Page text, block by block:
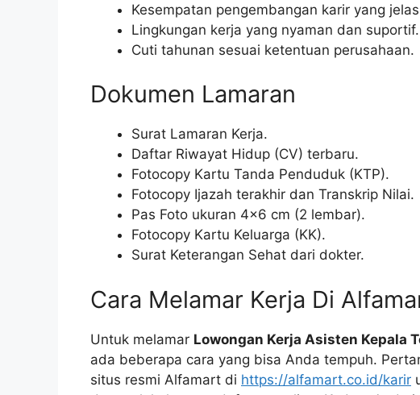
Kesempatan pengembangan karir yang
Lingkungan kerja yang nyaman dan suportif.
Cuti tahunan sesuai ketentuan perusahaan.
Dokumen Lamaran
Surat Lamaran Kerja.
Daftar Riwayat Hidup (CV) terbaru.
Fotocopy Kartu Tanda Penduduk (KTP).
Fotocopy Ijazah terakhir dan Transkrip Nilai.
Pas Foto ukuran 4×6 cm (2 lembar).
Fotocopy Kartu Keluarga (KK).
Surat Keterangan Sehat dari dokter.
Cara Melamar Kerja Di
Untuk melamar Lowongan Kerja Asisten Kepala
ada beberapa cara yang bisa Anda tempuh.
situs resmi Alfamart di https://alfamart.co.id/karir